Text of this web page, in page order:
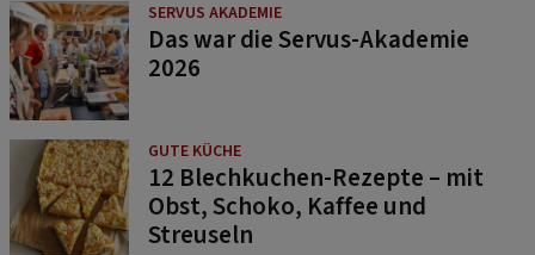
SERVUS AKADEMIE
Das war die Servus-Akademie
2026
GUTE KÜCHE
12 Blechkuchen-Rezepte – mit
Obst, Schoko, Kaffee und
Streuseln